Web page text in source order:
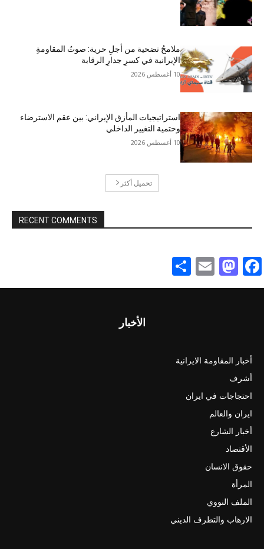
ملامحُ تضحية من أجلِ حرية: صوتُ المقاومةِ
الإيرانية في كسرِ جدارِ الرقابة
10 أغسطس 2026
استراتيجيات المأزق الإيراني: بين عقم الاسترضاء
وحتمية التغيير الداخلي
10 أغسطس 2026
تحميل أكثر
RECENT COMMENTS
Facebook
Mastodon
Email
الأخبار
أخبار المقاومة الايرانية
أشرف
احتجاجات في ايران
ايران والعالم
أخبار الشارع
الأقتصاد
حقوق الانسان
المرأة
الملف النووي
الارهاب والتطرف الديني